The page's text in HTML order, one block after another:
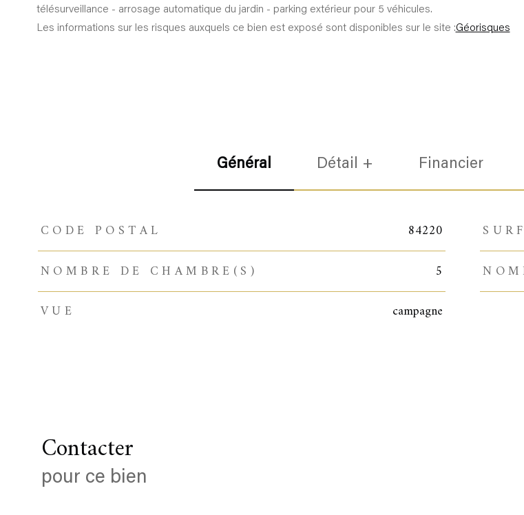
télésurveillance - arrosage automatique du jardin - parking extérieur pour 5 véhicules.
Les informations sur les risques auxquels ce bien est exposé sont disponibles sur le site :Géorisques
Général Détail + Financier
TRAD_ZEPHYR_Caracteristique
CODE POSTAL 84220
NOMBRE DE CHAMBRE(S)
5
VUE
campagne
Contacter
pour ce bien